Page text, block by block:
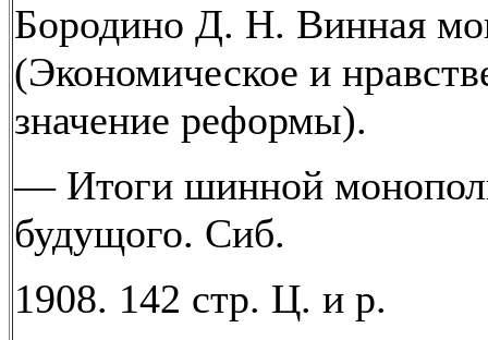
Бородино Д. Н. Винная
(Экономическое и
значение реформы).
— Итоги шинной
будущого. Сиб.
1908. 142 стр. Ц. и р.